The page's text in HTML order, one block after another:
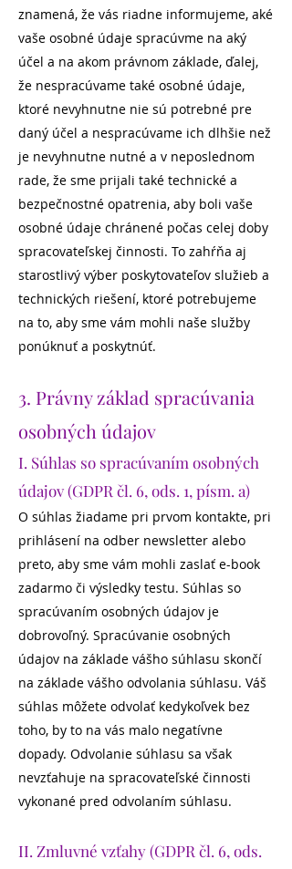
znamená, že vás riadne informujeme, aké
vaše osobné údaje spracúvme na aký
účel a na akom právnom základe, ďalej,
že nespracúvame také osobné údaje,
ktoré nevyhnutne nie sú potrebné pre
daný účel a nespracúvame ich dlhšie než
je nevyhnutne nutné a v neposlednom
rade, že sme prijali také technické a
bezpečnostné opatrenia, aby boli vaše
osobné údaje chránené počas celej doby
spracovateľskej činnosti. To zahŕňa aj
starostlivý výber poskytovateľov služieb a
technických riešení, ktoré potrebujeme
na to, aby sme vám mohli naše služby
ponúknuť a poskytnúť.
3. Právny základ spracúvania
osobných údajov
I. Súhlas so spracúvaním osobných
údajov (GDPR čl. 6, ods. 1, písm. a)
O súhlas žiadame pri prvom kontakte, pri
prihlásení na odber newsletter alebo
preto, aby sme vám mohli zaslať e-book
zadarmo či výsledky testu. Súhlas so
spracúvaním osobných údajov je
dobrovoľný. Spracúvanie osobných
údajov na základe vášho súhlasu skončí
na základe vášho odvolania súhlasu. Váš
súhlas môžete odvolať kedykoľvek bez
toho, by to na vás malo negatívne
dopady. Odvolanie súhlasu sa však
nevzťahuje na spracovateľské činnosti
vykonané pred odvolaním súhlasu.
II. Zmluvné vzťahy (GDPR čl. 6, ods.